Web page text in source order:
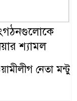
শ্যামল
নেতা মন্টু